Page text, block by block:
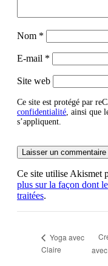
Nom *
E-mail *
Site web
Ce site est protégé par
confidentialité , ainsi que
s’appliquent.
Ce site utilise Akismet
plus sur la façon dont
traitées.
Yoga avec
Claire